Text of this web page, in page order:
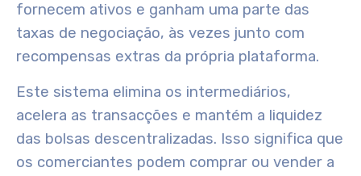
fornecem ativos e ganham uma parte das
taxas de negociação, às vezes junto com
recompensas extras da própria plataforma.
Este sistema elimina os intermediários,
acelera as transacções e mantém a liquidez
das bolsas descentralizadas. Isso significa que
os comerciantes podem comprar ou vender a